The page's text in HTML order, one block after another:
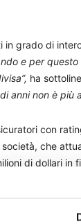
grado di
e per
ha
anni non è più
con
che
di dollari in
sbarco